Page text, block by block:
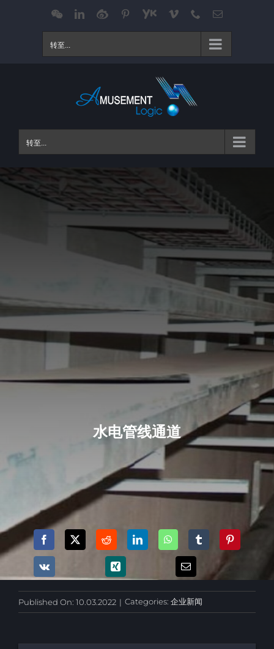
WeChatLinkedIn
Weibo Pinterest
Youku Vimeo Phone电
转至...
转至...
水电管线通道
Published On: 10.03.2022 | Categories: 企业新闻